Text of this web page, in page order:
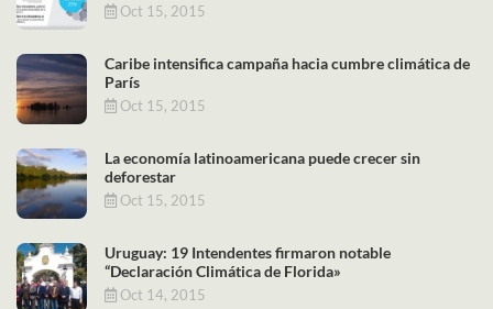
Oct 15, 2015
Caribe intensifica campaña hacia cumbre climática de
París
Oct 15, 2015
La economía latinoamericana puede crecer sin
deforestar
Oct 15, 2015
Uruguay: 19 Intendentes firmaron notable
“Declaración Climática de Florida»
Oct 14, 2015